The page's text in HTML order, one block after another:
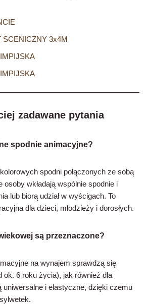
SCENICZNY 3x4M
zadawane pytania
spodnie animacyjne?
spodni połączonych ze sobą
osoby wkładają wspólnie spodnie i
lub biorą udział w wyścigach. To
dla dzieci, młodzieży i dorosłych.
są przeznaczone?
na wynajem sprawdzą się
ok. 6 roku życia), jak również dla
uniwersalne i elastyczne, dzięki czemu